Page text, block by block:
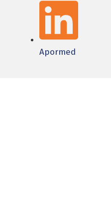
Apormed